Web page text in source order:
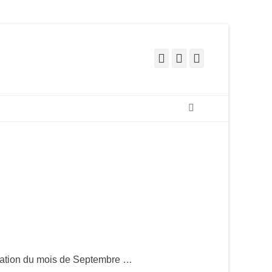
FacebookPinterest
du mois de Septembre …